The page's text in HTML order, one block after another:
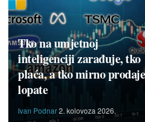
Tko na umjetnoj
inteligenciji zarađuje, tko
plaća, a tko mirno prodaje
lopate
Ivan Podnar2. kolovoza 2026.